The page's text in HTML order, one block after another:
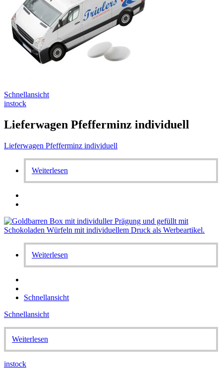
Schnellansicht
instock
Lieferwagen Pfefferminz individuell
Lieferwagen Pfefferminz individuell
Weiterlesen
Weiterlesen
Schnellansicht
Schnellansicht
Weiterlesen
instock